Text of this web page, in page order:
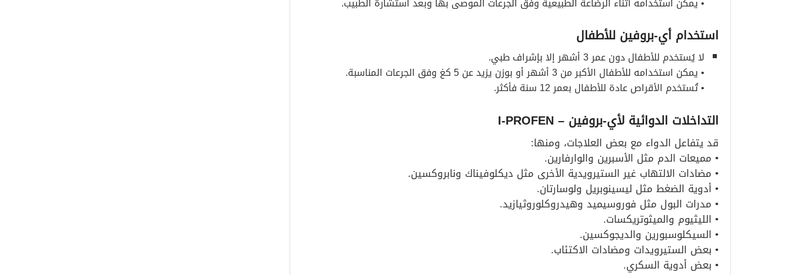
استخدام أي-بروفين للأطفال
لا يُستخدم للأطفال دون عمر 3 أشهر إلا بإشراف طبي.
• يمكن استخدامه للأطفال الأكبر من 3 أشهر أو بوزن يزيد عن 5 كغ وفق الجرعات المناسبة.
• تُستخدم الأقراص عادة للأطفال بعمر 12 سنة فأكثر.
التداخلات الدوائية لأي-بروفين – I-PROFEN
قد يتفاعل الدواء مع بعض العلاجات، ومنها:
• مميعات الدم مثل الأسبرين والوارفارين.
• مضادات الالتهاب غير الستيرويدية الأخرى مثل ديكلوفيناك ونابروكسين.
• أدوية الضغط مثل ليسينوبريل ولوسارتان.
• مدرات البول مثل فوروسيميد وهيدروكلوروثيازيد.
• الليثيوم والميثوتريكسات.
• السيكلوسبورين والديجوكسين.
• بعض الستيرويدات ومضادات الاكتئاب.
• بعض أدوية السكري.